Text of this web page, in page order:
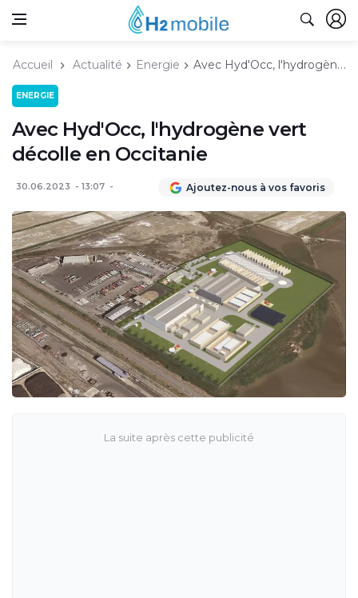
Accueil Actualité Energie Avec Hyd'Occ, l'hydrogène vert décolle en Occitanie
ENERGIE
Avec Hyd'Occ, l'hydrogène vert
décolle en Occitanie
30.06.2023 13:07 Ajoutez-nous à vos favoris